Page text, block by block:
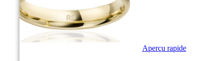
Aperçu rapide